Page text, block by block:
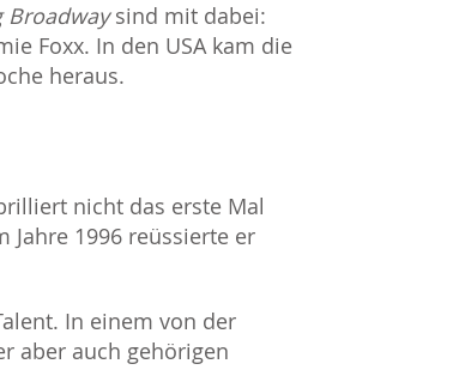
Broadwaysind mit dabei:
Foxx. In den USA kam die
heraus.
nicht das erste Mal
Jahre 1996 reüssierte er
In einem von der
aber auch gehörigen